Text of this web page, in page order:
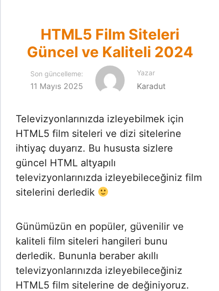
HTML5 Film Siteleri
Güncel ve Kaliteli 2024
Son güncelleme:
11 Mayıs 2025
Yazar
Karadut
Televizyonlarınızda izleyebilmek için
HTML5 film siteleri ve dizi sitelerine
ihtiyaç duyarız. Bu hususta sizlere
güncel HTML altyapılı
televizyonlarınızda izleyebileceğiniz film
sitelerini derledik
Günümüzün en popüler, güvenilir ve
kaliteli film siteleri hangileri bunu
derledik. Bununla beraber akıllı
televizyonlarınızda izleyebileceğiniz
HTML5 film sitelerine de değiniyoruz.